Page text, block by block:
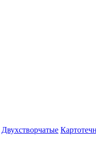
Двухстворчатые